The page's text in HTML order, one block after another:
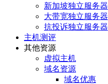
新加坡独立服务器
大带宽独立服务器
抗投诉独立服务器
主机测评
其他资源
虚拟主机
域名资源
域名优惠